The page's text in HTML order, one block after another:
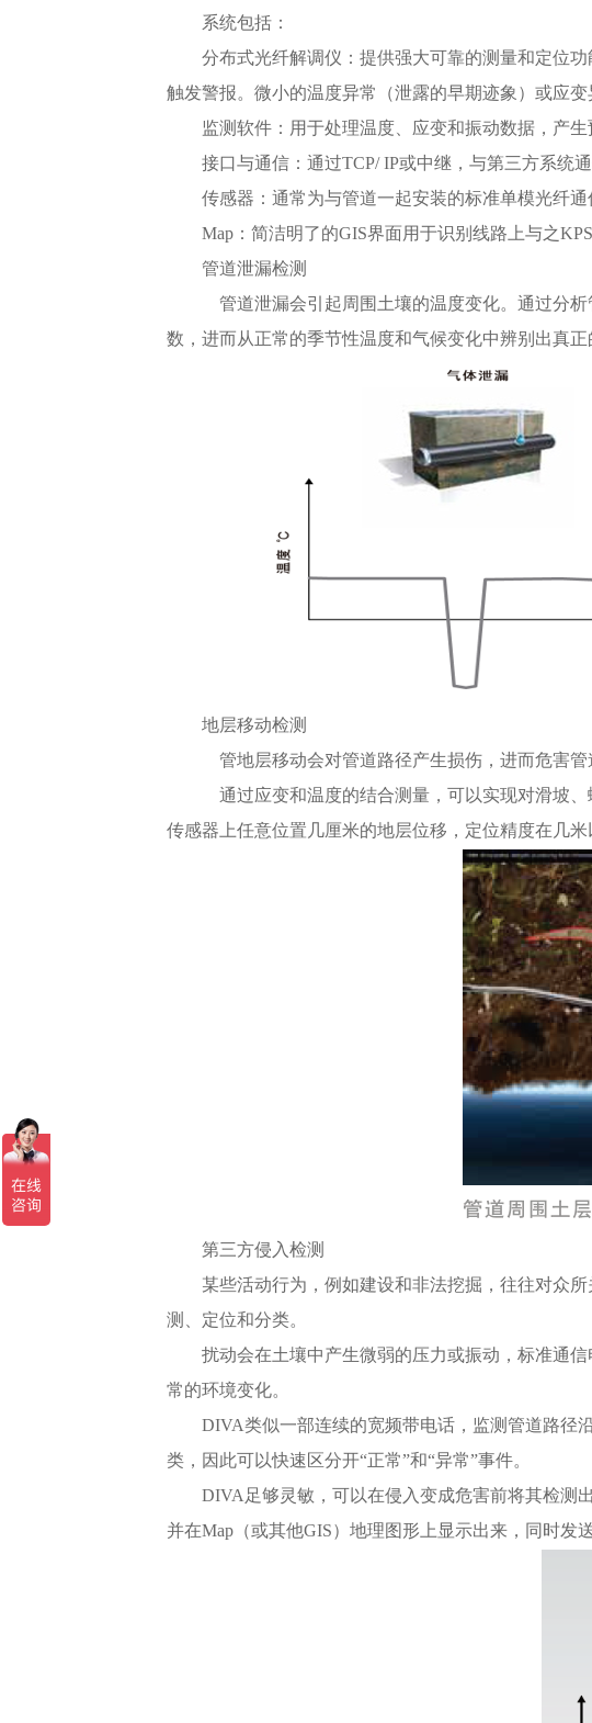
系统包括：
分布式光纤解调仪：提供强大可靠的测量和定位
触发警报。微小的温度异常（泄露的早期迹象）或应
监测软件：用于处理温度、应变和振动数据，产
接口与通信：通过TCP/ IP或中继，与第三方系统通
传感器：通常为与管道一起安装的标准单模光纤通
Map：简洁明了的GIS界面用于识别线路上与之
管道泄漏检测
管道泄漏会引起周围土壤的温度变化。通过分
数，进而从正常的季节性温度和气候变化中辨别出真正
地层移动检测
管地层移动会对管道路径产生损伤，进而危害
通过应变和温度的结合测量，可以实现对滑坡
传感器上任意位置几厘米的地层位移，定位精度在几
第三方侵入检测
某些活动行为，例如建设和非法挖掘，往往对众
测、定位和分类。
扰动会在土壤中产生微弱的压力或振动，标准通
常的环境变化。
DIVA类似一部连续的宽频带电话，监测管道路径
类，因此可以快速区分开“正常”和“异常”事件。
DIVA足够灵敏，可以在侵入变成危害前将其检测
并在Map（或其他GIS）地理图形上显示出来，同时发